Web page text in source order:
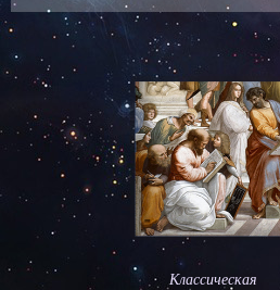
Классическая